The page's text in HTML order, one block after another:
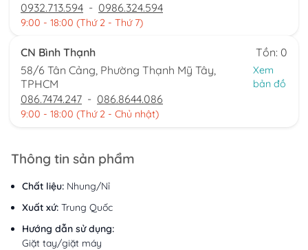
0932.713.594 - 0986.324.594
9:00 - 18:00 (Thứ 2 - Thứ 7)
CN Bình Thạnh
Tồn: 0
58/6 Tân Cảng, Phường Thạnh Mỹ Tây,
TPHCM
Xem
bản đồ
086.7474.247 - 086.8644.086
9:00 - 18:00 (Thứ 2 - Chủ nhật)
Thông tin sản phẩm
Chất liệu: Nhung/Nỉ
Xuất xứ: Trung Quốc
Hướng dẫn sử dụng:
Giặt tay/giặt máy